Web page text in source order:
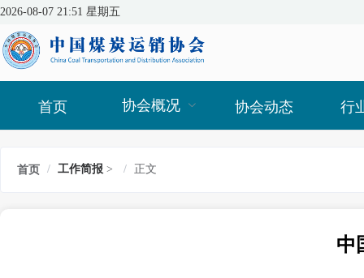
2026-08-07 21:51 星期五
首页 协会概况 协会动态 行
首页 / 工作简报 > / 正文
中